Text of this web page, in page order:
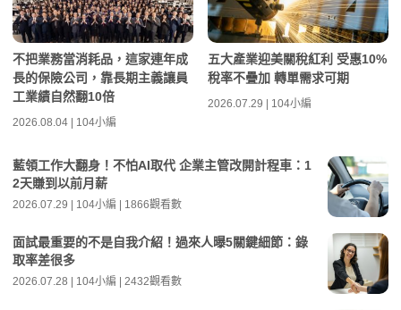
不把業務當消耗品，這家連年成
長的保險公司，靠長期主義讓員
工業績自然翻10倍
2026.08.04 | 104小編
五大產業迎美關稅紅利 受惠10%
稅率不疊加 轉單需求可期
2026.07.29 | 104小編
藍領工作大翻身！不怕AI取代 企業主管改開計程車：1
2天賺到以前月薪
2026.07.29 | 104小編 | 1866觀看數
面試最重要的不是自我介紹！過來人曝5關鍵細節：錄
取率差很多
2026.07.28 | 104小編 | 2432觀看數